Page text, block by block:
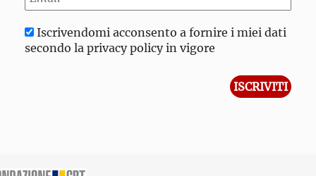
Iscrivendomi acconsento a fornire i miei dati
secondo la privacy policy in vigore